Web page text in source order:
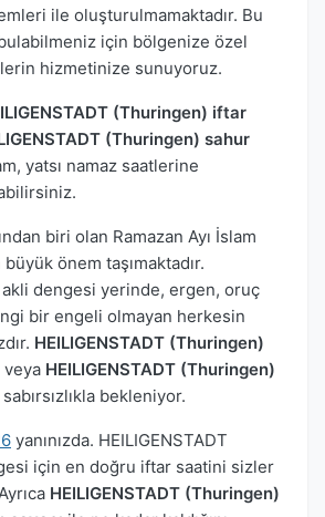
ile oluşturulmamaktadır. Bu
için bölgenize özel
hizmetinize sunuyoruz.
(Thuringen) iftar
(Thuringen) sahur
yatsı namaz saatlerine
biri olan Ramazan Ayı İslam
önem taşımaktadır.
dengesi yerinde, ergen, oruç
bir engeli olmayan herkesin
HEILIGENSTADT (Thuringen)
veya HEILIGENSTADT (Thuringen)
sabırsızlıkla bekleniyor.
yanınızda. HEILIGENSTADT
için en doğru iftar saatini sizler
HEILIGENSTADT (Thuringen)